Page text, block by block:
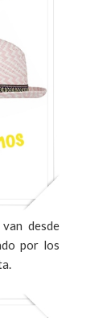
desde
por los